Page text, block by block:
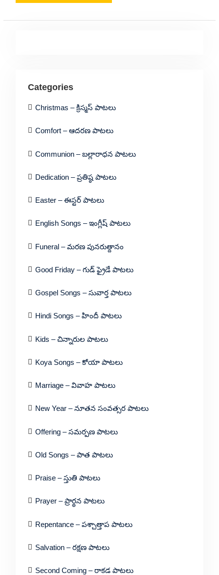
Categories
Christmas – క్రిస్మస్ పాటలు
Comfort – ఆదరణ పాటలు
Communion – బల్లారాధన పాటలు
Dedication – ప్రతిష్ఠ పాటలు
Easter – ఈస్టర్ పాటలు
English Songs – ఇంగ్లీష్ పాటలు
Funeral – మరణ పునరుత్దానం
Good Friday – గుడ్ ఫ్రైడే పాటలు
Gospel Songs – సువార్త పాటలు
Hindi Songs – హిందీ పాటలు
Kids – చిన్నారుల పాటలు
Koya Songs – కోయా పాటలు
Marriage – వివాహ పాటలు
New Year – నూతన సంవత్సర పాటలు
Offering – సమర్పణ పాటలు
Old Songs – పాత పాటలు
Praise – స్తుతి పాటలు
Prayer – ప్రార్థన పాటలు
Repentance – పశ్చాత్తాప పాటలు
Salvation – రక్షణ పాటలు
Second Coming – రాకడ పాటలు